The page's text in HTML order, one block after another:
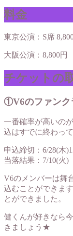
料金
東京公演：S席
大阪公演：8,800円
チケットの
①V6のファンク
一番確率が高いの
込はすでに終わって
申込締切：6/28(木
当落結果：7/10(火)
V6のメンバーは舞
込むことができま
とができました。
健くんが好きなら
きましょう★